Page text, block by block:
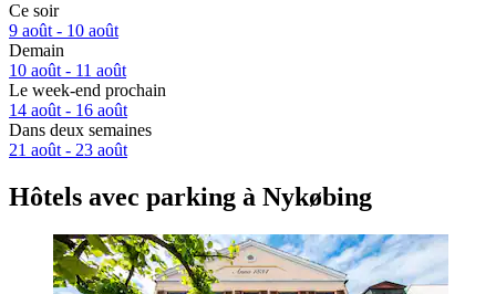
Ce soir
9 août - 10 août
Demain
10 août - 11 août
Le week-end prochain
14 août - 16 août
Dans deux semaines
21 août - 23 août
Hôtels avec parking à Nykøbing